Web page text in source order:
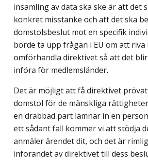
insamling av data ska ske är att det
konkret misstanke och att det ska
domstolsbeslut mot en specifik
borde ta upp frågan i EU om att riva
omförhandla direktivet så att det
införa för medlemsländer.
Det är möjligt att få direktivet
domstol för de mänskliga
en drabbad part lämnar in en
ett sådant fall kommer vi att stödja
anmäler ärendet dit, och det är
införandet av direktivet till dess